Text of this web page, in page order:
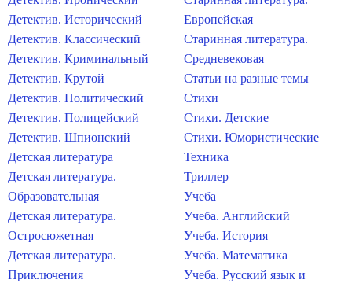
Детектив. Исторический
Детектив. Классический
Детектив. Криминальный
Детектив. Крутой
Детектив. Политический
Детектив. Полицейский
Детектив. Шпионский
Детская литература
Детская литература.
Образовательная
Детская литература.
Остросюжетная
Детская литература.
Приключения
Европейская
Старинная литература.
Средневековая
Статьи на разные темы
Стихи
Стихи. Детские
Стихи. Юмористические
Техника
Триллер
Учеба
Учеба. Английский
Учеба. История
Учеба. Математика
Учеба. Русский язык и